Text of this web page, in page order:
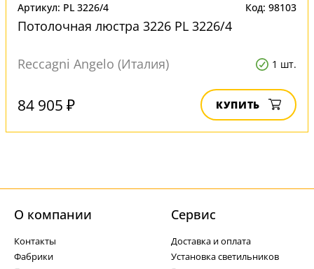
Артикул: PL 3226/4 Код: 98103
Потолочная люстра 3226 PL 3226/4
Reccagni Angelo (Италия) 1 шт.
84 905 ₽ КУПИТЬ
О компании
Контакты
Фабрики
Cервис
Доставка и оплата
Установка светильников